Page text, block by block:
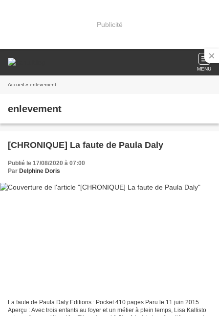
Publicité
MENU
Accueil » enlevement
enlevement
[CHRONIQUE] La faute de Paula Daly
Publié le 17/08/2020 à 07:00
Par Delphine Doris
La faute de Paula Daly Editions : Pocket 410 pages Paru le 11 juin 2015
Aperçu : Avec trois enfants au foyer et un métier à plein temps, Lisa Kallisto